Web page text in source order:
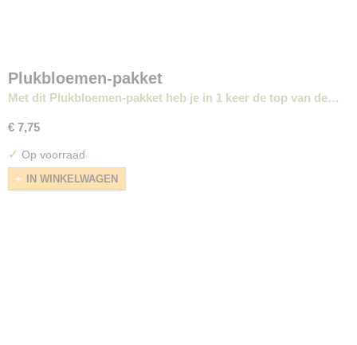
Plukbloemen-pakket
Met dit Plukbloemen-pakket heb je in 1 keer de top van de…
€ 7,75
✓ Op voorraad
IN WINKELWAGEN